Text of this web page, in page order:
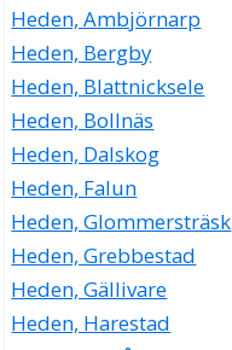
Heden, Ambjörnarp
Heden, Bergby
Heden, Blattnicksele
Heden, Bollnäs
Heden, Dalskog
Heden, Falun
Heden, Glommersträsk
Heden, Grebbestad
Heden, Gällivare
Heden, Harestad